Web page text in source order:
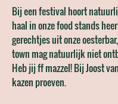
Bij een festival hoort
haal in onze food stands
gerechtjes uit onze
town mag natuurlijk niet
Heb jij ff mazzel! Bij Joost
kazen proeven.